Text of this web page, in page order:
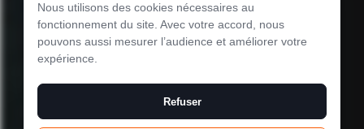
Nous utilisons des cookies nécessaires au
fonctionnement du site. Avec votre accord, nous
pouvons aussi mesurer l’audience et améliorer votre
expérience.
Refuser
Le mode
maintenance est
activé